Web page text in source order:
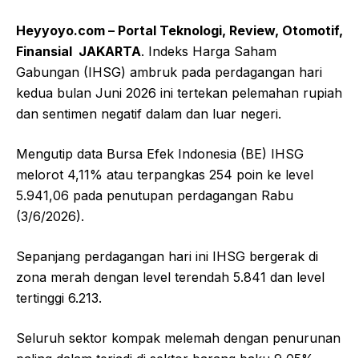
Heyyoyo.com – Portal Teknologi, Review, Otomotif,
Finansial JAKARTA. Indeks Harga Saham
Gabungan (IHSG) ambruk pada perdagangan hari
kedua bulan Juni 2026 ini tertekan pelemahan rupiah
dan sentimen negatif dalam dan luar negeri.
Mengutip data Bursa Efek Indonesia (BE) IHSG
melorot 4,11% atau terpangkas 254 poin ke level
5.941,06 pada penutupan perdagangan Rabu
(3/6/2026).
Sepanjang perdagangan hari ini IHSG bergerak di
zona merah dengan level terendah 5.841 dan level
tertinggi 6.213.
Seluruh sektor kompak melemah dengan penurunan